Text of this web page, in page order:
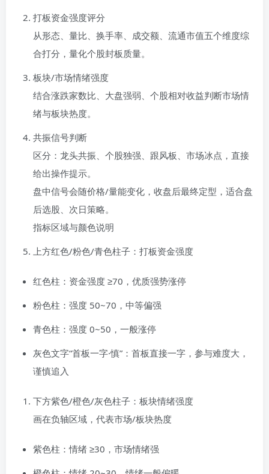
打板资金强度评分
从形态、量比、换手率、成交额、流通市值五个维度综
合打分，量化个股封板质量。
板块/市场情绪强度
结合涨跌家数比、大盘强弱、个股相对收益判断市场情
绪与板块热度。
共振信号判断
区分：龙头共振、个股独强、跟风板、市场冰点，直接
给出操作提示。
盘中信号会随价格/量能变化，收盘后最终定型，适合盘
后选股、次日策略。
指标区域与颜色说明
上方红色/粉色/青色柱子：打板资金强度
红色柱：资金强度 ≥70，优质强势涨停
粉色柱：强度 50~70，中等偏强
青色柱：强度 0~50，一般涨停
灰色文字“首板一字·慎”：首板直接一字，参与难度大，
谨慎追入
下方紫色/橙色/灰色柱子：板块情绪强度
画在负轴区域，代表市场/板块热度
紫色柱：情绪 ≥30，市场情绪强